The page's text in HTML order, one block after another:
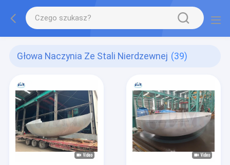
Głowa Naczynia Ze Stali Nierdzewnej (39)